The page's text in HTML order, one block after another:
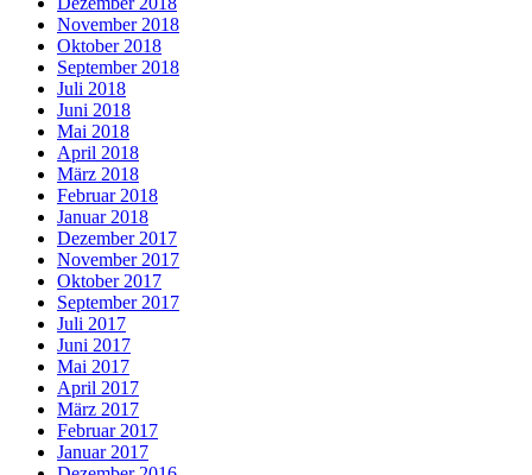
November 2018
Oktober 2018
September 2018
Juli 2018
Juni 2018
Mai 2018
April 2018
März 2018
Februar 2018
Januar 2018
Dezember 2017
November 2017
Oktober 2017
September 2017
Juli 2017
Juni 2017
Mai 2017
April 2017
März 2017
Februar 2017
Januar 2017